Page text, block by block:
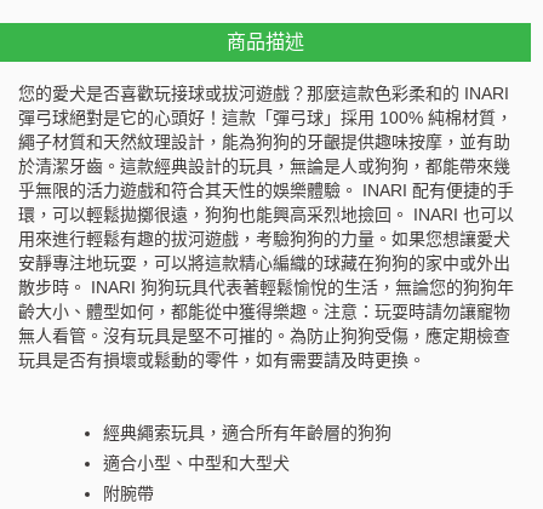
商品描述
您的愛犬是否喜歡玩接球或拔河遊戲？那麼這款色彩柔和的 INARI
彈弓球絕對是它的心頭好！這款「彈弓球」採用 100% 純棉材質，
繩子材質和天然紋理設計，能為狗狗的牙齦提供趣味按摩，並有助
於清潔牙齒。這款經典設計的玩具，無論是人或狗狗，都能帶來幾
乎無限的活力遊戲和符合其天性的娛樂體驗。 INARI 配有便捷的手
環，可以輕鬆拋擲很遠，狗狗也能興高采烈地撿回。 INARI 也可以
用來進行輕鬆有趣的拔河遊戲，考驗狗狗的力量。如果您想讓愛犬
安靜專注地玩耍，可以將這款精心編織的球藏在狗狗的家中或外出
散步時。 INARI 狗狗玩具代表著輕鬆愉悅的生活，無論您的狗狗年
齡大小、體型如何，都能從中獲得樂趣。注意：玩耍時請勿讓寵物
無人看管。沒有玩具是堅不可摧的。為防止狗狗受傷，應定期檢查
玩具是否有損壞或鬆動的零件，如有需要請及時更換。
經典繩索玩具，適合所有年齡層的狗狗
適合小型、中型和大型犬
附腕帶